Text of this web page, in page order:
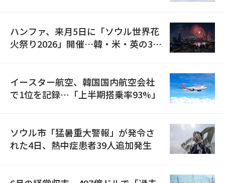
ハンファ、来月5日に「ソウル世界花
火祭り2026」開催…韓・米・英の3カ
イースター航空、韓国国内航空会社
で1位を記録…「上半期搭乗率93%」
ソウル市「猛暑重大警報」が発令さ
れた4日、熱中症患者39人追加発生